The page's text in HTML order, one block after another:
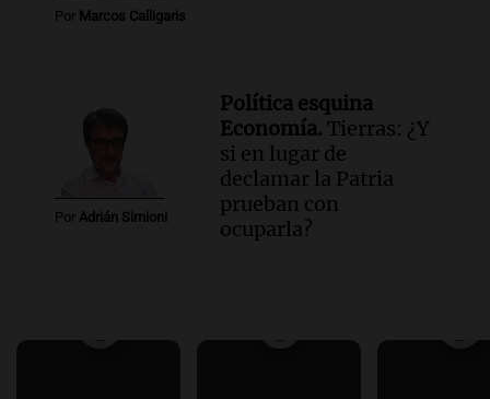
Por Marcos Calligaris
Por Adrián Simioni
Política esquina
Economía. Tierras: ¿Y
si en lugar de
declamar la Patria
prueban con
ocuparla?